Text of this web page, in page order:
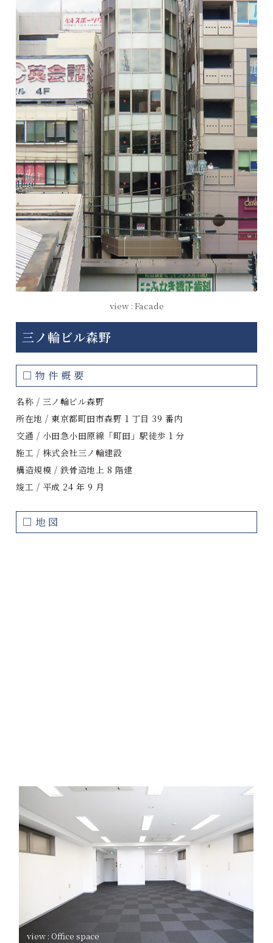
view : Facade
三ノ輪ビル森野
□物件概要
名称 / 三ノ輪ビル森野
所在地 / 東京都町田市森野 1 丁目 39 番内
交通 / 小田急小田原線「町田」駅徒歩 1 分
施工 / 株式会社三ノ輪建設
構造規模 / 鉄骨造地上 8 階建
竣工 / 平成 24 年 9 月
□地図
view : Office space